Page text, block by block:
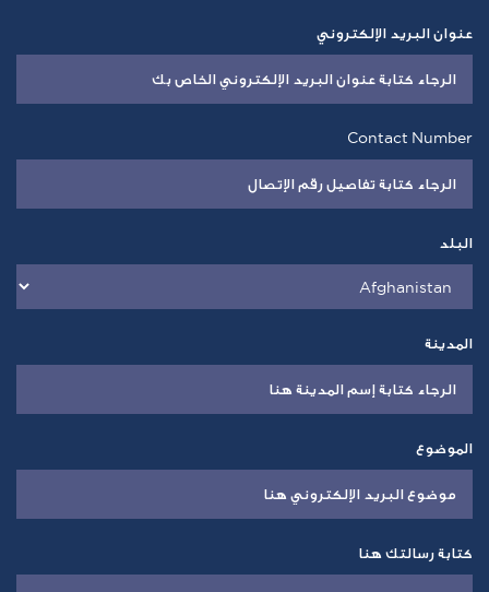
عنوان البريد الإلكتروني
Contact Number
البلد
المدينة
الموضوع
كتابة رسالتك هنا